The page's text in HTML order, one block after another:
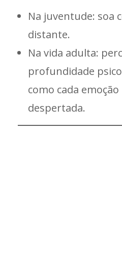
Na juventude: soa
distante.
Na vida adulta:
profundidade
como cada
despertada.